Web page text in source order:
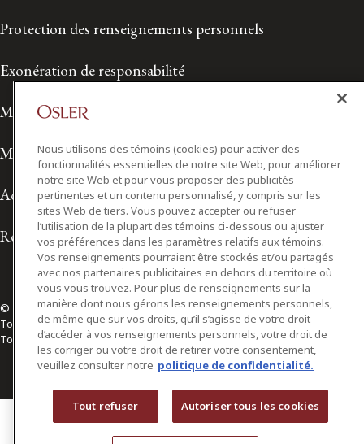
Protection des renseignements personnels
Exonération de responsabilité
Modalités de prestation de services
Modalités d'utilisation
Accessibilité
Relations avec les médias
© 2026 Osler, Hoskin & Harcourt S.E.N.C.R.L./s.r.l.
Tous droits réservés
Toronto | Montréal | Calgary | Vancouver | Ottawa | New York
Nous utilisons des témoins (cookies) pour activer des
fonctionnalités essentielles de notre site Web, pour améliorer
notre site Web et pour vous proposer des publicités
pertinentes et un contenu personnalisé, y compris sur les
sites Web de tiers. Vous pouvez accepter ou refuser
l’utilisation de la plupart des témoins ci-dessous ou ajuster
vos préférences dans les paramètres relatifs aux témoins.
Vos renseignements pourraient être stockés et/ou partagés
avec nos partenaires publicitaires en dehors du territoire où
vous vous trouvez. Pour plus de renseignements sur la
manière dont nous gérons les renseignements personnels,
de même que sur vos droits, qu’il s’agisse de votre droit
d’accéder à vos renseignements personnels, votre droit de
les corriger ou votre droit de retirer votre consentement,
veuillez consulter notre politique de confidentialité.
Tout refuser Autoriser tous les cookies